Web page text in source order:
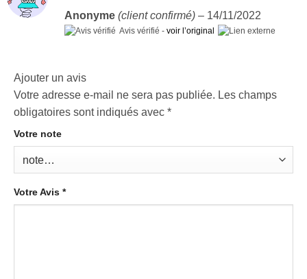
Note5sur 5
Anonyme (client confirmé) – 14/11/2022
Avis vérifié - voir l’original
Ajouter un avis
Votre adresse e-mail ne sera pas publiée. Les champs
obligatoires sont indiqués avec *
Votre note
Votre Avis *